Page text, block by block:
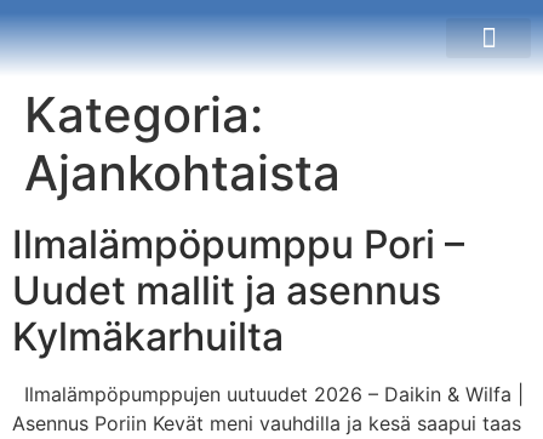
Kategoria:
Ajankohtaista
Ilmalämpöpumppu Pori –
Uudet mallit ja asennus
Kylmäkarhuilta
Ilmalämpöpumppujen uutuudet 2026 – Daikin & Wilfa |
Asennus Poriin Kevät meni vauhdilla ja kesä saapui taas